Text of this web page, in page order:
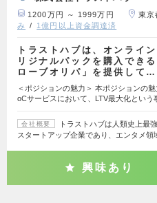
1200万円 ～ 1999万円 東京
み
1億円以上資金調達済
トラストハブは、オンライ
リジナルパックを購入でき
ローブオリパ」を提供して…
＜ポジションの魅力＞ 本ポジションの
oCサービスにおいて、LTV最大化とい
会社概要
トラストハブは人類史上最
スタートアップ企業であり、エンタメ
興味あり